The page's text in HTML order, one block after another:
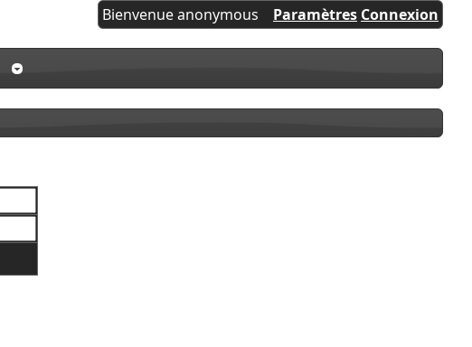
Bienvenue anonymous Paramètres Connexion